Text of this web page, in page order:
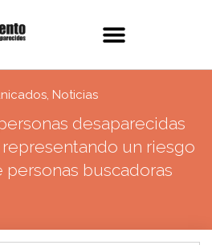
, Noticias
desaparecidas
un riesgo
personas buscadoras